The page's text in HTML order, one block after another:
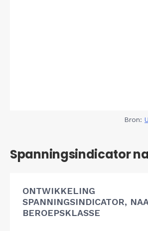
Bron:
Spanningsindicator
ONTWIKKELING
SPANNINGSINDICATOR,
BEROEPSKLASSE